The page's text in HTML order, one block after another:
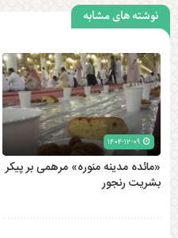
نوشته های مشابه
«مائده مدینه منوره» مرهمی بر پیکر
بشریت رنجور